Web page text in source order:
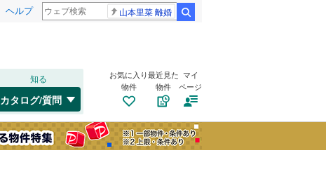
ヘルプ 山本里菜 離婚
知る
カタログ/質問
お気に入り
物件
最近見た
物件
マイ
ページ